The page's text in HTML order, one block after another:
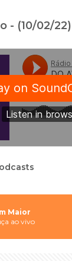
- (10/02/22)
Maior
ao vivo